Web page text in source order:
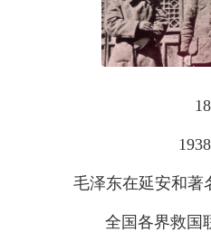
18
毛泽东在延安和著
全国各界救国